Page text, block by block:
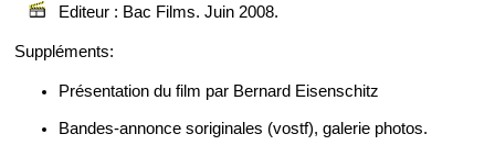
Editeur : Bac Films. Juin 2008.
Suppléments:
Présentation du film par Bernard Eisenschitz
Bandes-annonce soriginales (vostf), galerie photos.